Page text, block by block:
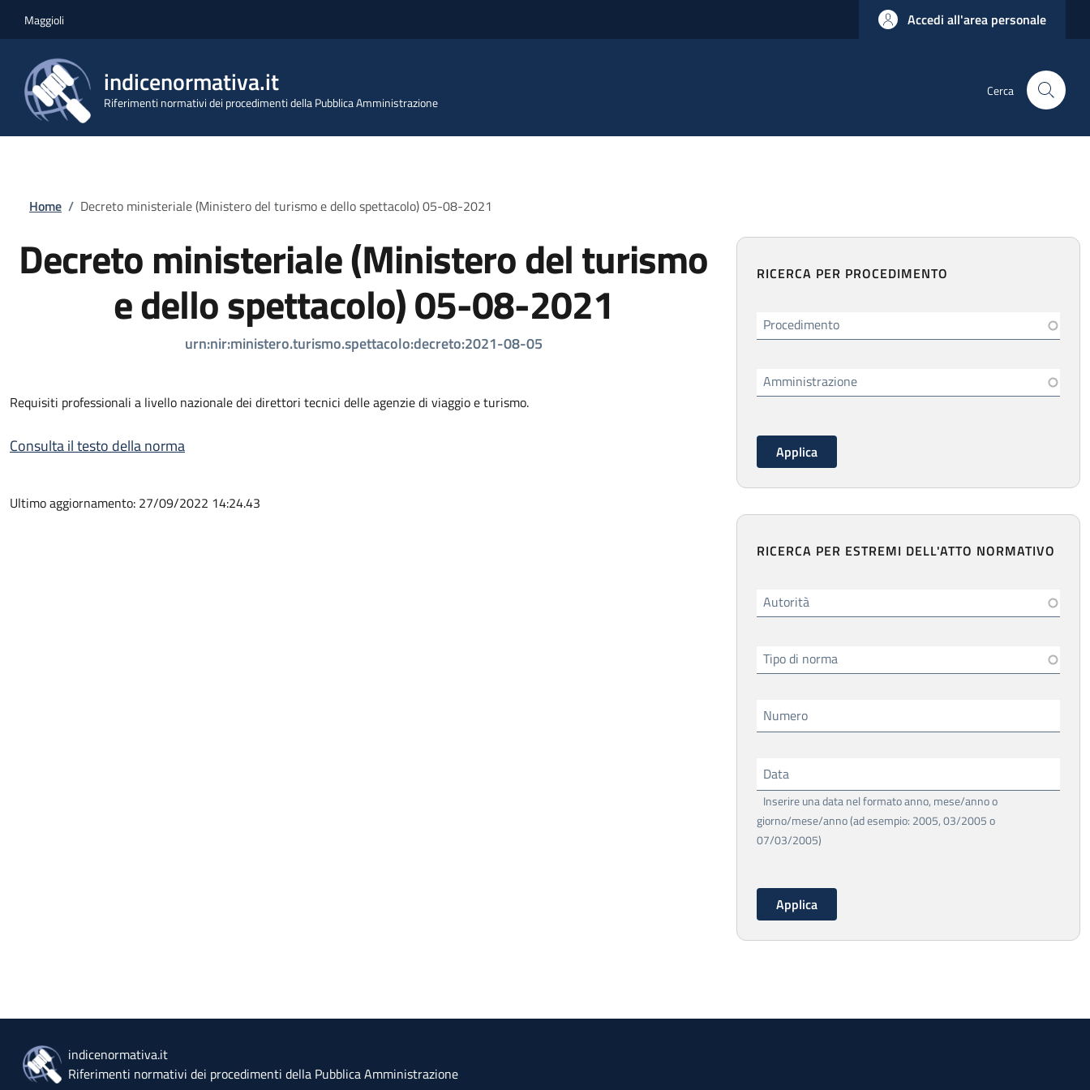
Maggioli Accedi all'area personale
indicenormativa.it
Riferimenti normativi dei procedimenti della Pubblica Amministrazione
Cerca
Briciole di pane
Home / Decreto ministeriale (Ministero del turismo e dello spettacolo) 05-08-2021
Decreto ministeriale (Ministero del turismo
e dello spettacolo) 05-08-2021
urn:nir:ministero.turismo.spettacolo:decreto:2021-08-05
Requisiti professionali a livello nazionale dei direttori tecnici delle agenzie di viaggio e turismo.
Consulta il testo della norma
Ultimo aggiornamento: 27/09/2022 14:24.43
RICERCA PER PROCEDIMENTO
Procedimento
Amministrazione
RICERCA PER ESTREMI DELL'ATTO NORMATIVO
Autorità
Tipo di norma
Numero
Data
Inserire una data nel formato anno, mese/anno o
giorno/mese/anno (ad esempio: 2005, 03/2005 o
07/03/2005)
indicenormativa.it
Riferimenti normativi dei procedimenti della Pubblica Amministrazione